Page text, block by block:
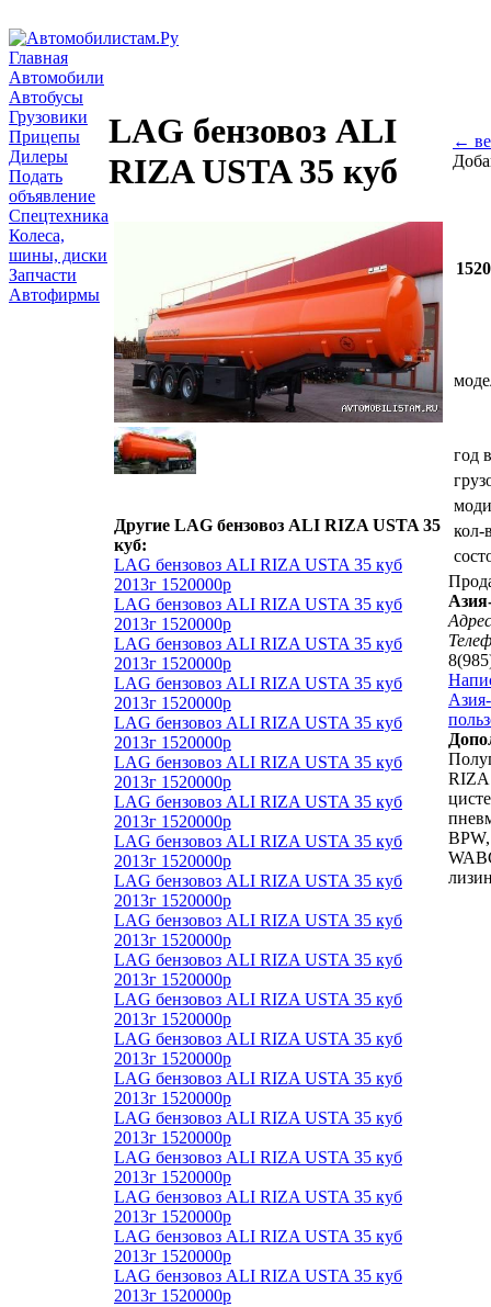
Главная
Автомобили
Автобусы
Грузовики
Прицепы
Дилеры
Подать
объявление
Спецтехника
Колеса,
шины, диски
Запчасти
Автофирмы
LAG бензовоз ALI
RIZA USTA 35 куб
←
Другие LAG бензовоз ALI RIZA USTA 35
куб:
LAG бензовоз ALI RIZA USTA 35 куб
2013г 1520000р
LAG бензовоз ALI RIZA USTA 35 куб
2013г 1520000р
LAG бензовоз ALI RIZA USTA 35 куб
2013г 1520000р
LAG бензовоз ALI RIZA USTA 35 куб
2013г 1520000р
LAG бензовоз ALI RIZA USTA 35 куб
2013г 1520000р
LAG бензовоз ALI RIZA USTA 35 куб
2013г 1520000р
LAG бензовоз ALI RIZA USTA 35 куб
2013г 1520000р
LAG бензовоз ALI RIZA USTA 35 куб
2013г 1520000р
LAG бензовоз ALI RIZA USTA 35 куб
2013г 1520000р
LAG бензовоз ALI RIZA USTA 35 куб
2013г 1520000р
LAG бензовоз ALI RIZA USTA 35 куб
2013г 1520000р
LAG бензовоз ALI RIZA USTA 35 куб
2013г 1520000р
LAG бензовоз ALI RIZA USTA 35 куб
2013г 1520000р
LAG бензовоз ALI RIZA USTA 35 куб
2013г 1520000р
LAG бензовоз ALI RIZA USTA 35 куб
2013г 1520000р
LAG бензовоз ALI RIZA USTA 35 куб
2013г 1520000р
LAG бензовоз ALI RIZA USTA 35 куб
2013г 1520000р
LAG бензовоз ALI RIZA USTA 35 куб
2013г 1520000р
LAG бензовоз ALI RIZA USTA 35 куб
2013г 1520000р
год
кол-